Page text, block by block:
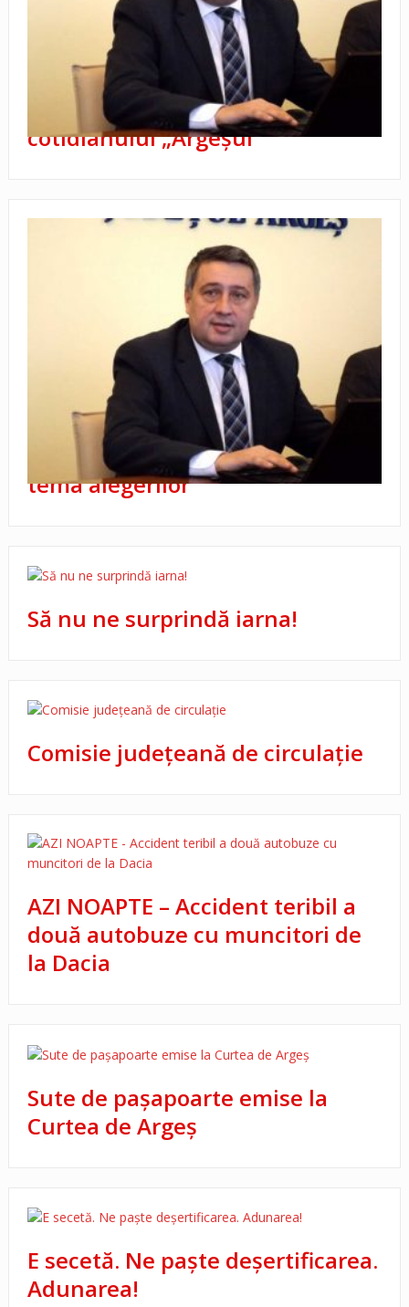
„Premiile de Excelenţă” ale
cotidianului „Argeşul”
Videoconferinţă cu prefecţii pe
tema alegerilor
Să nu ne surprindă iarna!
Comisie judeţeană de circulaţie
AZI NOAPTE – Accident teribil a
două autobuze cu muncitori de
la Dacia
Sute de paşapoarte emise la
Curtea de Argeş
E secetă. Ne paşte deşertificarea.
Adunarea!